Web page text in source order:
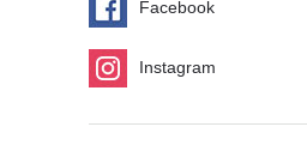
Facebook
Instagram